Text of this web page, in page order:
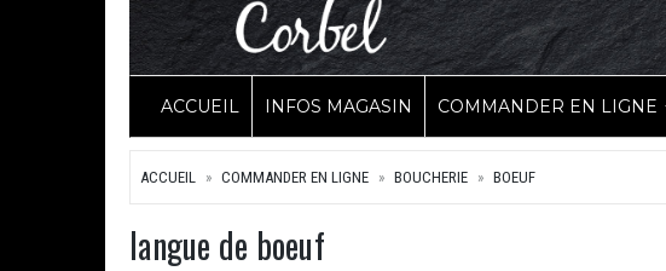
ACCUEIL INFOS MAGASIN COMMANDER EN LIGNE
ACCUEIL COMMANDER EN LIGNE BOUCHERIE BOEUF
langue de boeuf